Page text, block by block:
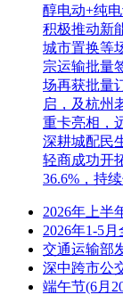
醇电动+纯
积极推动新
城市置换等
宗运输批量
场再获批量
启，及杭州
重卡亮相，
深耕城配民
轻商成功开
36.6%，持
2026年上半
2026年1-5
交通运输部
深中跨市公
端午节(6月